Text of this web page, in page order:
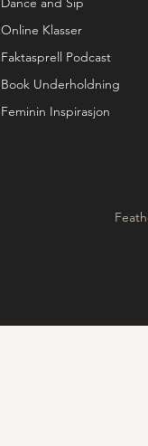
Online Klasser
Faktasprell Podcast
Book Underholdning
Feminin Inspirasjon